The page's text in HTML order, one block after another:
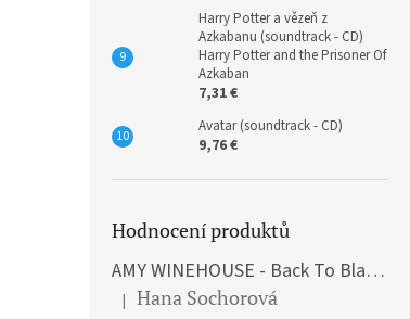
Harry Potter a vězeň z
Azkabanu (soundtrack - CD)
Harry Potter and the Prisoner Of
Azkaban
7,31 €
Avatar (soundtrack - CD)
9,76 €
Hodnocení produktů
AMY WINEHOUSE - Back To Black (LP)
The product rating is 5 out of 5 stars.
| Hana Sochorová